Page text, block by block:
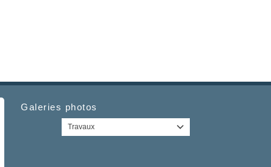
Galeries photos
Travaux 